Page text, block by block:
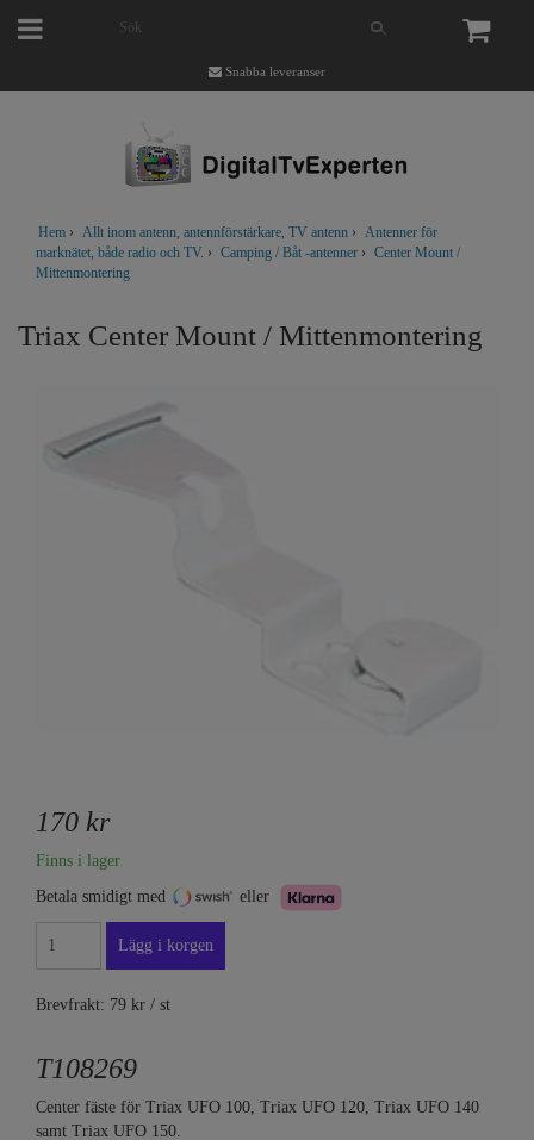
Snabba leveranser
Hem › Allt inom antenn, antennförstärkare, TV antenn › Antenner för
marknätet, både radio och TV. › Camping / Båt -antenner › Center Mount /
Mittenmontering
Triax Center Mount / Mittenmontering
170 kr
Finns i lager
Betala smidigt med
eller
Brevfrakt: 79 kr / st
T108269
Center fäste för Triax UFO 100, Triax UFO 120, Triax UFO 140
samt Triax UFO 150.